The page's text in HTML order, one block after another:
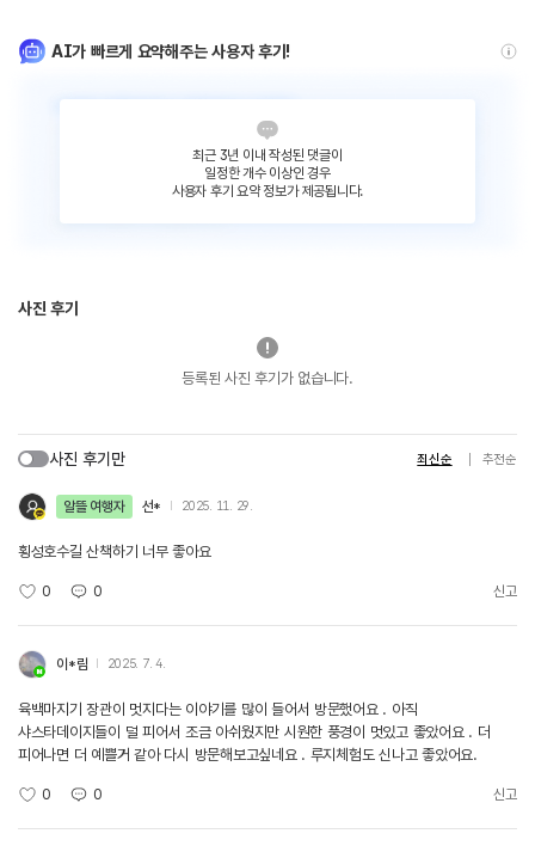
AI가 빠르게 요약해주는 사용자 후기!
최근 3년 이내 작성된 댓글이
일정한 개수 이상인 경우
사용자 후기 요약 정보가 제공됩니다.
사진 후기
등록된 사진 후기가 없습니다.
사진 후기만 최신순 추천순
알뜰 여행자 선* 2025. 11. 29.
횡성호수길 산책하기 너무 좋아요
0 0 신고
이*림 2025. 7. 4.
육백마지기 장관이 멋지다는 이야기를 많이 들어서 방문했어요 . 아직
샤스타데이지들이 덜 피어서 조금 아쉬웠지만 시원한 풍경이 멋있고 좋았어요 . 더
피어나면 더 예쁠거 같아 다시 방문해보고싶네요 . 루지체험도 신나고 좋았어요.
0 0 신고